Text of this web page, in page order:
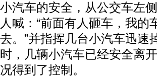
小汽车的安全，从公交车左
人喊：“前面有人砸车，我
去。”并指挥几台小汽车迅速
时，几辆小汽车已经安全离
况得到了控制。